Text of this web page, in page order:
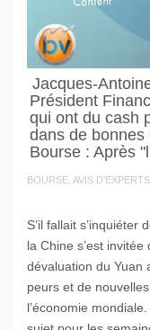
Jacques-
Président
qui ont du cash
dans de
Bourse : Après
BOURSE, AVIS D'EXPERTS
S’il fallait s’inquiéter
la Chine s’est
dévaluation du Yuan
peurs et de
l’économie